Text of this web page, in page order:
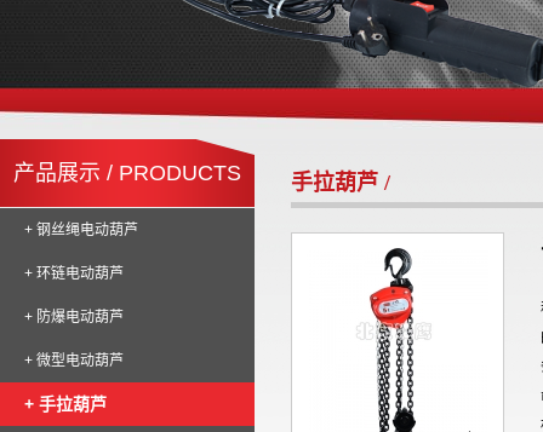
产品展示 / PRODUCTS
+ 钢丝绳电动葫芦
+ 环链电动葫芦
+ 防爆电动葫芦
+ 微型电动葫芦
+ 手拉葫芦
手拉葫芦 /